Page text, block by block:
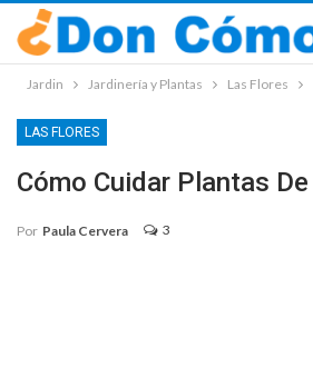
Jardin Jardinería y Plantas Las Flores
LAS FLORES
Cómo Cuidar Plantas
Por Paula Cervera 3